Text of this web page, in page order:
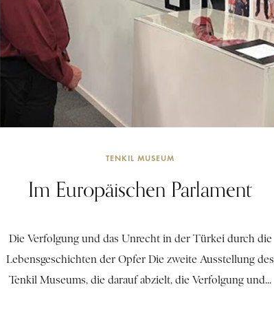
TENKIL MUSEUM
Im Europäischen Parlament
Die Verfolgung und das Unrecht in der Türkei durch die
Lebensgeschichten der Opfer Die zweite Ausstellung des
Tenkil Museums, die darauf abzielt, die Verfolgung und...